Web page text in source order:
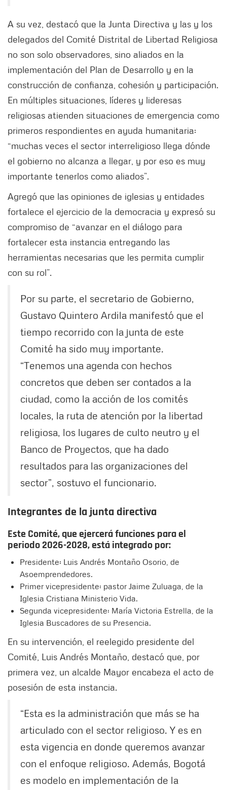
A su vez, destacó que la Junta Directiva y las y los
delegados del Comité Distrital de Libertad Religiosa
no son solo observadores, sino aliados en la
implementación del Plan de Desarrollo y en la
construcción de confianza, cohesión y participación.
En múltiples situaciones, líderes y lideresas
religiosas atienden situaciones de emergencia como
primeros respondientes en ayuda humanitaria:
“muchas veces el sector interreligioso llega dónde
el gobierno no alcanza a llegar, y por eso es muy
importante tenerlos como aliados”.
Agregó que las opiniones de iglesias y entidades
fortalece el ejercicio de la democracia y expresó su
compromiso de “avanzar en el diálogo para
fortalecer esta instancia entregando las
herramientas necesarias que les permita cumplir
con su rol”.
Por su parte, el secretario de Gobierno,
Gustavo Quintero Ardila manifestó que el
tiempo recorrido con la junta de este
Comité ha sido muy importante.
“Tenemos una agenda con hechos
concretos que deben ser contados a la
ciudad, como la acción de los comités
locales, la ruta de atención por la libertad
religiosa, los lugares de culto neutro y el
Banco de Proyectos, que ha dado
resultados para las organizaciones del
sector”, sostuvo el funcionario.
Integrantes de la junta directiva
Este Comité, que ejercerá funciones para el
periodo 2026-2028, está integrado por:
Presidente: Luis Andrés Montaño Osorio, de
Asoemprendedores.
Primer vicepresidente: pastor Jaime Zuluaga, de la
Iglesia Cristiana Ministerio Vida.
Segunda vicepresidente: María Victoria Estrella, de la
Iglesia Buscadores de su Presencia.
En su intervención, el reelegido presidente del
Comité, Luis Andrés Montaño, destacó que, por
primera vez, un alcalde Mayor encabeza el acto de
posesión de esta instancia.
“Esta es la administración que más se ha
articulado con el sector religioso. Y es en
esta vigencia en donde queremos avanzar
con el enfoque religioso. Además, Bogotá
es modelo en implementación de la